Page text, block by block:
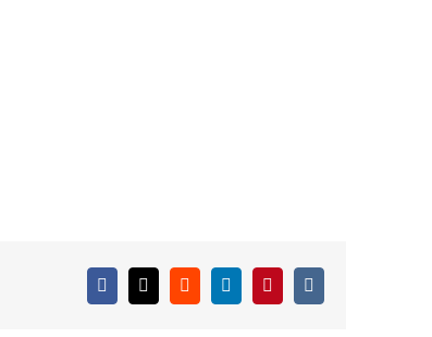
Facebook
X RedditLinkedInPinterestVk